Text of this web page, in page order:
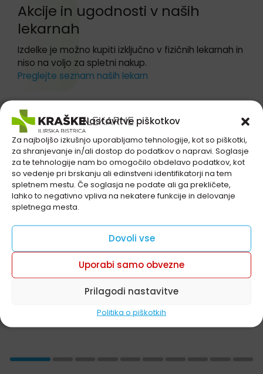
Nastavitve piškotkov
Za najboljšo izkušnjo uporabljamo tehnologije, kot so piškotki,
za shranjevanje in/ali dostop do podatkov o napravi. Soglasje
za te tehnologije nam bo omogočilo obdelavo podatkov, kot
so vedenje pri brskanju ali edinstveni identifikatorji na tem
spletnem mestu. Če soglasja ne podate ali ga prekličete,
lahko to negativno vpliva na nekatere funkcije in delovanje
spletnega mesta.
Dovoli vse
Uporabi samo obvezne
Prilagodi nastavitve
Politika o piškotkih
Akcije in ugodnosti v naših
lekarnah
Izdelke je možno kupiti izključno v fizičnih lekarnah in
niso na voljo za spletni nakup.
Preglejte seznam naših lekarn
Vichy Capital Soleil -30%
Preberite več